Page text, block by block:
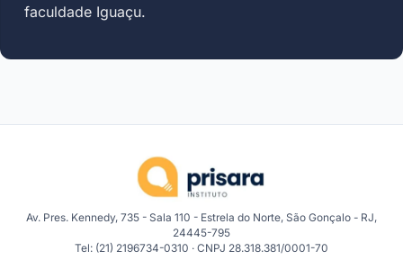
faculdade Iguaçu.
Av. Pres. Kennedy, 735 - Sala 110 - Estrela do Norte, São Gonçalo - RJ,
24445-795
Tel: (21) 2196734-0310 · CNPJ 28.318.381/0001-70